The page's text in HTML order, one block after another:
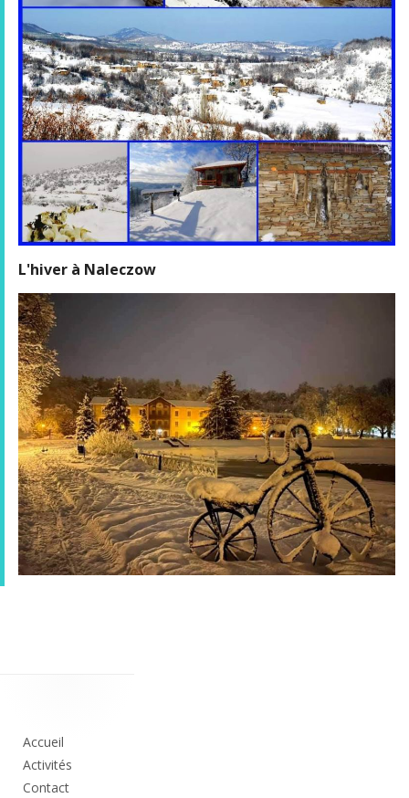
L'hiver à Naleczow
principale
Accueil
Activités
Contact